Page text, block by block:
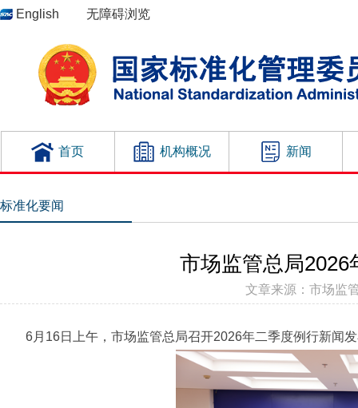
English 无障碍浏览
首页 机构概况 新闻
标准化要闻
市场监管总局
文章来源：市场监
6月16日上午，市场监管总局召开2026年二季度例行新闻